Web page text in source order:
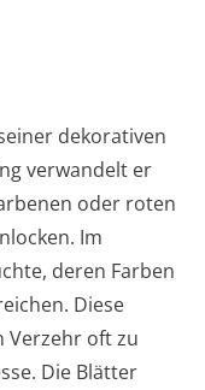
dekorativen
verwandelt er
oder roten
Im
deren Farben
Diese
Verzehr oft zu
Die Blätter